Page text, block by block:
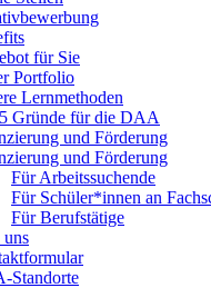
für Sie
Portfolio
Lernmethoden
Gründe für die DAA
und Förderung
und Förderung
Für Arbeitssuchende
Für Schüler*innen an
Für Berufstätige
uns
Standorte